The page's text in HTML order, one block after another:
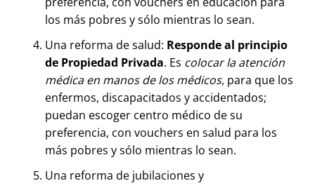
los más pobres y sólo mientras lo sean.
Una reforma de salud: Responde al principio
de Propiedad Privada. Es colocar la atención
médica en manos de los médicos, para que los
enfermos, discapacitados y accidentados;
puedan escoger centro médico de su
preferencia, con vouchers en salud para los
más pobres y sólo mientras lo sean.
Una reforma de jubilaciones y